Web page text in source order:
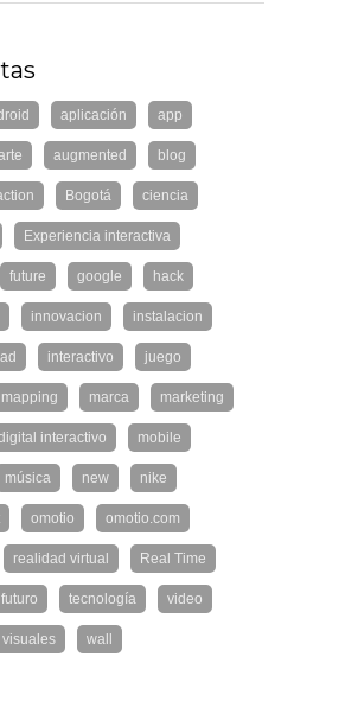
aplicación app
augmented blog
Bogotá ciencia
Experiencia interactiva
future google hack
innovacion instalacion
interactivo juego
mapping marca marketing
interactivo mobile
música new nike
omotio omotio.com
realidad virtual Real Time
tecnología video
visuales wall